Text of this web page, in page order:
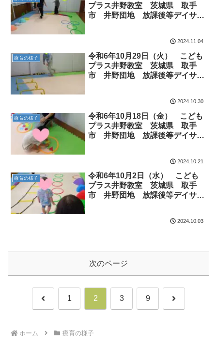
プラス井野教室 茨城県 取手
市 井野団地 放課後等デイサー
2024.11.04
療育の様子
令和6年10月29日（火） こども
プラス井野教室 茨城県 取手
市 井野団地 放課後等デイサー
2024.10.30
療育の様子
令和6年10月18日（金） こども
プラス井野教室 茨城県 取手
市 井野団地 放課後等デイサー
2024.10.21
療育の様子
令和6年10月2日（水） こども
プラス井野教室 茨城県 取手
市 井野団地 放課後等デイサー
2024.10.03
次のページ
前 1 2 3 9 次
ホーム 療育の様子